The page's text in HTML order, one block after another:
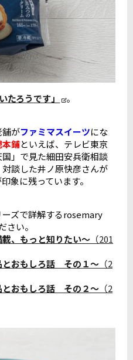
たろうです」 。
舗がファミマスイーツにな
本鋪といえば、テレビ東京
」で見た細田安兵衛相談
談した井ノ原快彦さんが
象に残っています。
ーズで詳解するrosemary
さい。
、もっと知りたい～ （201
おもしろ話 その１～ （2
おもしろ話 その２～ （2